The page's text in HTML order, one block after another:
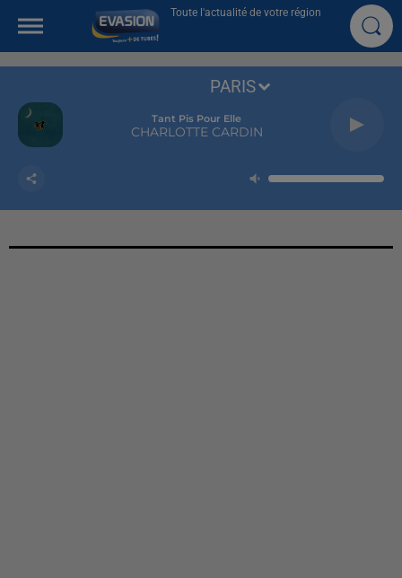
Toute l'actualité de votre région
Tant Pis Pour Elle
CHARLOTTE CARDIN
PARIS